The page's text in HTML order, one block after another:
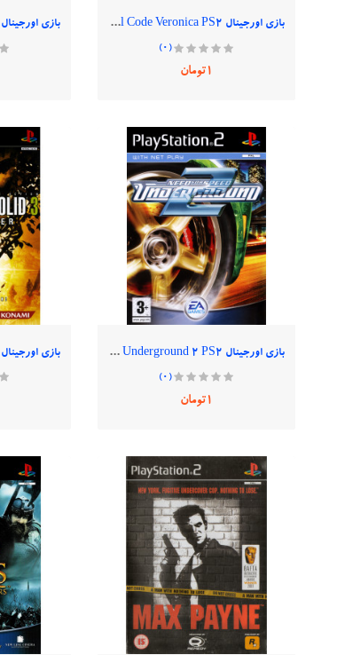
بازی اورجینال Resident Evil Code Veronica PS2
(0)
1تومان
بازی اورجینال Need For Speed Underground 2 PS2
(0)
1تومان